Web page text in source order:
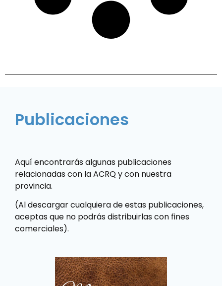
Publicaciones
Aquí encontrarás algunas publicaciones
relacionadas con la ACRQ y con nuestra
provincia.
(Al descargar cualquiera de estas publicaciones,
aceptas que no podrás distribuirlas con fines
comerciales).